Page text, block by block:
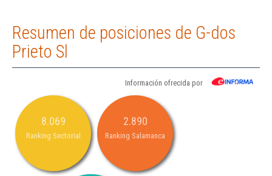
Resumen de posiciones de G-dos
Prieto Sl
Información ofrecida por
8.069
Ranking Sectorial
2.890
Ranking Salamanca